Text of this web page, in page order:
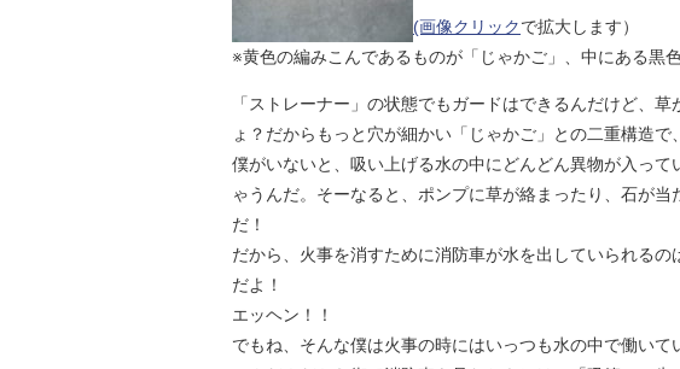
(画像クリックで拡大します）
※黄色の編みこんであるものが「じゃかご」、中にある黒
「ストレーナー」の状態でもガードはできるんだけど、
ょ？だからもっと穴が細かい「じゃかご」との二重構造で
僕がいないと、吸い上げる水の中にどんどん異物が入っ
ゃうんだ。そーなると、ポンプに草が絡まったり、石が
だ！
だから、火事を消すために消防車が水を出していられる
だよ！
エッヘン！！
でもね、そんな僕は火事の時にはいっつも水の中で働い